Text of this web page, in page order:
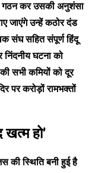
गठन कर उसकी अनुशंसा
जाएंगे उन्हें कठोर दंड
संघ सहित संपूर्ण हिंदू
निंदनीय घटना को
सभी कमियों को दूर
पर करोड़ों रामभक्तों
हो’
की स्थिति बनी हुई है